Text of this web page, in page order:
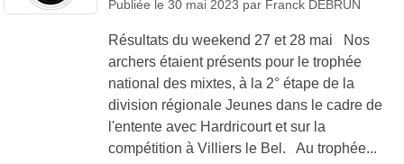
Publiée le 30 mai 2023 par Franck DEBRUN
Résultats du weekend 27 et 28 mai Nos
archers étaient présents pour le trophée
national des mixtes, à la 2° étape de la
division régionale Jeunes dans le cadre de
l'entente avec Hardricourt et sur la
compétition à Villiers le Bel. Au trophée...